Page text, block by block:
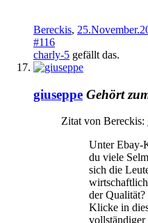
Bereckis,
#116
charly-5 gefällt das.
giuseppe Gehört
Zitat von Bereckis:
Unter Ebay-
du viele
sich die
der Qualität?
Klicke in
vollständiger